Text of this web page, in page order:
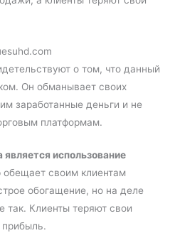
о том, что данный
Он обманывает своих
заработанные деньги и не
платформам.
использование
обещает своим клиентам
обогащение, но на деле
так. Клиенты теряют свои
прибыль.